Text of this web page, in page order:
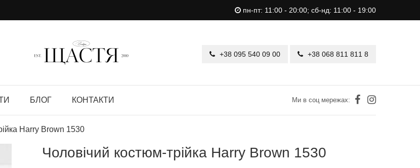
пн-пт: 11:00 - 20:00; сб-нд: 11:00 - 19:00
+38 095 540 09 00 +38 068 811 811 8
БЛОГ КОНТАКТИ Ми в соц мережах:
Harry Brown 1530
Чоловічий костюм-трійка Harry Brown 1530